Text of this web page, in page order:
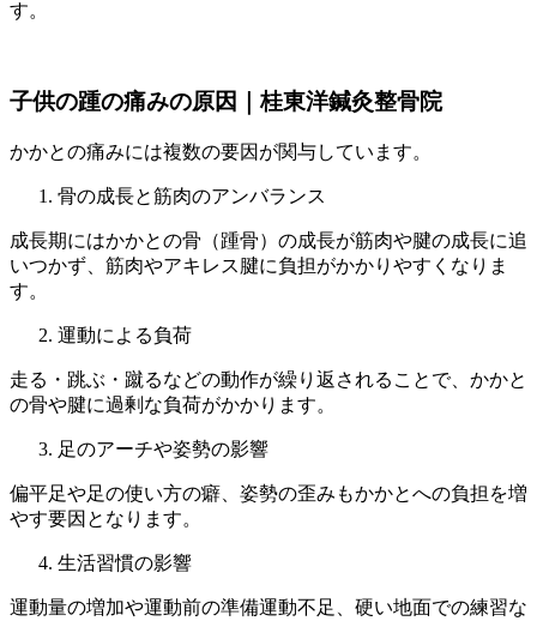
す。
子供の踵の痛みの原因｜桂東洋鍼灸整骨院
かかとの痛みには複数の要因が関与しています。
骨の成長と筋肉のアンバランス
成長期にはかかとの骨（踵骨）の成長が筋肉や腱の成長に追
いつかず、筋肉やアキレス腱に負担がかかりやすくなりま
す。
運動による負荷
走る・跳ぶ・蹴るなどの動作が繰り返されることで、かかと
の骨や腱に過剰な負荷がかかります。
足のアーチや姿勢の影響
偏平足や足の使い方の癖、姿勢の歪みもかかとへの負担を増
やす要因となります。
生活習慣の影響
運動量の増加や運動前の準備運動不足、硬い地面での練習な